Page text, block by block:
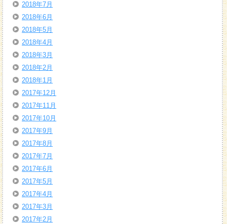
2018年7月
2018年6月
2018年5月
2018年4月
2018年3月
2018年2月
2018年1月
2017年12月
2017年11月
2017年10月
2017年9月
2017年8月
2017年7月
2017年6月
2017年5月
2017年4月
2017年3月
2017年2月